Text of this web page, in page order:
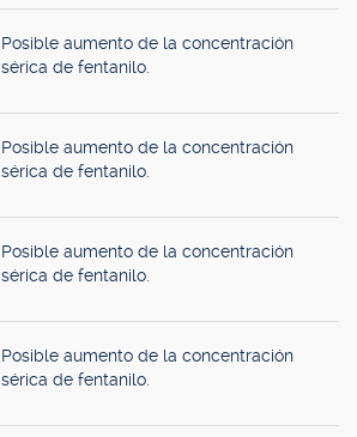
Posible aumento de la concentración
sérica de fentanilo.
Posible aumento de la concentración
sérica de fentanilo.
Posible aumento de la concentración
sérica de fentanilo.
Posible aumento de la concentración
sérica de fentanilo.